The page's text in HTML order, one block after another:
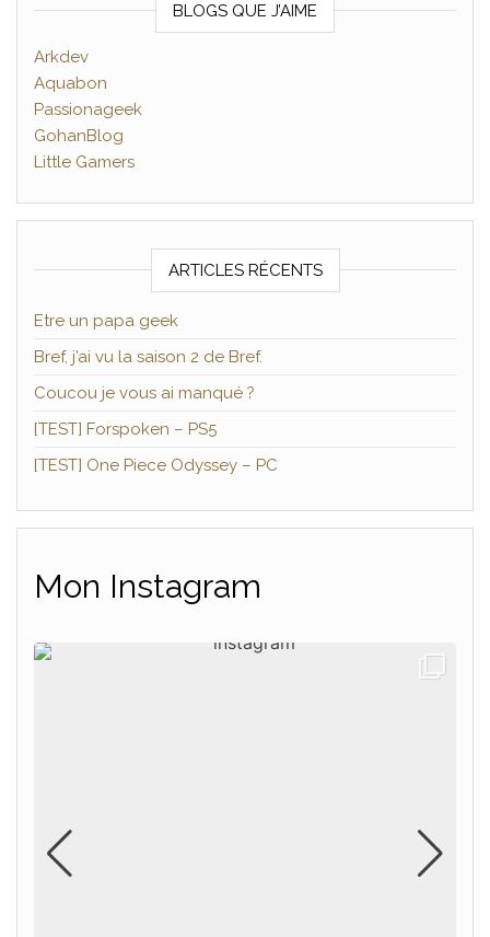
BLOGS QUE J’AIME
Arkdev
Aquabon
Passionageek
GohanBlog
Little Gamers
ARTICLES RÉCENTS
Etre un papa geek
Bref, j’ai vu la saison 2 de Bref.
Coucou je vous ai manqué ?
[TEST] Forspoken – PS5
[TEST] One Piece Odyssey – PC
Mon Instagram